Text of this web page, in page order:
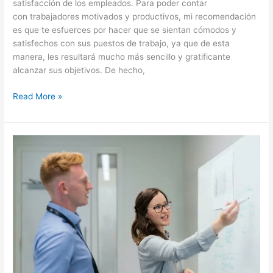
satisfacción de los empleados. Para poder contar
con trabajadores motivados y productivos, mi recomendación
es que te esfuerces por hacer que se sientan cómodos y
satisfechos con sus puestos de trabajo, ya que de esta
manera, les resultará mucho más sencillo y gratificante
alcanzar sus objetivos. De hecho,
Read More »
Competitiva:
diferenciar
competencia